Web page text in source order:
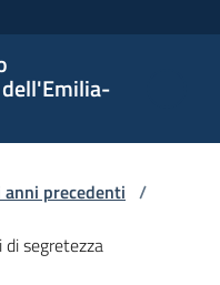
precedenti /
segretezza